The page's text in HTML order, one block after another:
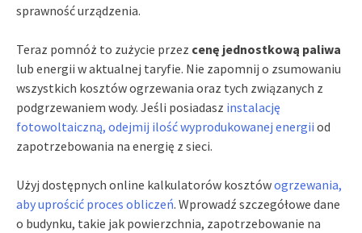
sprawność urządzenia.
Teraz pomnóż to zużycie przez cenę jednostkową paliwa
lub energii w aktualnej taryfie. Nie zapomnij o zsumowaniu
wszystkich kosztów ogrzewania oraz tych związanych z
podgrzewaniem wody. Jeśli posiadasz instalację
fotowoltaiczną, odejmij ilość wyprodukowanej energii od
zapotrzebowania na energię z sieci.
Użyj dostępnych online kalkulatorów kosztówogrzewania,
aby uprościć proces obliczeń. Wprowadź szczegółowe dane
o budynku, takie jak powierzchnia, zapotrzebowanie na